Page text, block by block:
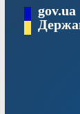
Перейтиgov.ua